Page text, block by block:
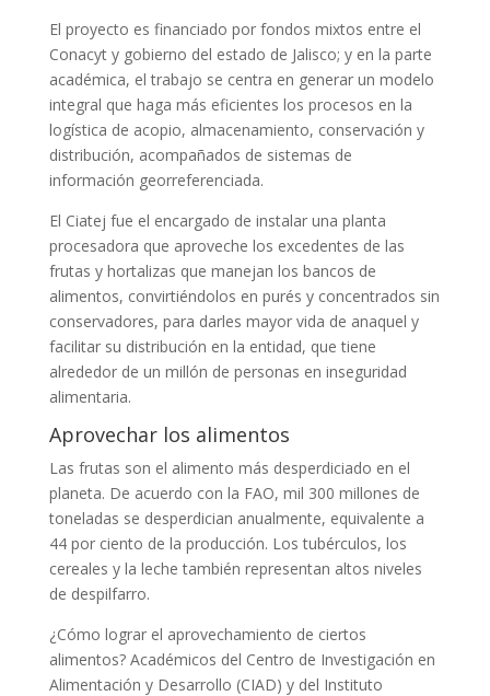
El proyecto es financiado por fondos mixtos entre el
Conacyt y gobierno del estado de Jalisco; y en la parte
académica, el trabajo se centra en generar un modelo
integral que haga más eficientes los procesos en la
logística de acopio, almacenamiento, conservación y
distribución, acompañados de sistemas de
información georreferenciada.
El Ciatej fue el encargado de instalar una planta
procesadora que aproveche los excedentes de las
frutas y hortalizas que manejan los bancos de
alimentos, convirtiéndolos en purés y concentrados sin
conservadores, para darles mayor vida de anaquel y
facilitar su distribución en la entidad, que tiene
alrededor de un millón de personas en inseguridad
alimentaria.
Aprovechar los alimentos
Las frutas son el alimento más desperdiciado en el
planeta. De acuerdo con la FAO, mil 300 millones de
toneladas se desperdician anualmente, equivalente a
44 por ciento de la producción. Los tubérculos, los
cereales y la leche también representan altos niveles
de despilfarro.
¿Cómo lograr el aprovechamiento de ciertos
alimentos? Académicos del Centro de Investigación en
Alimentación y Desarrollo (CIAD) y del Instituto